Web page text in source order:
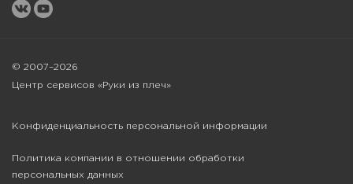
© 2007–2026
Центр сервисов «Руки из плеч»
Конфиденциальность персональной информации
Политика компании в отношении обработки
персональных данных